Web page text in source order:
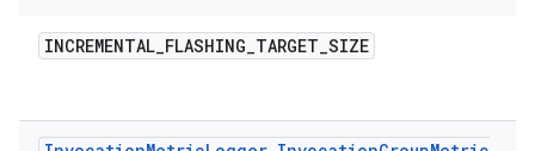
INCREMENTAL_FLASHING_TARGET_SIZE